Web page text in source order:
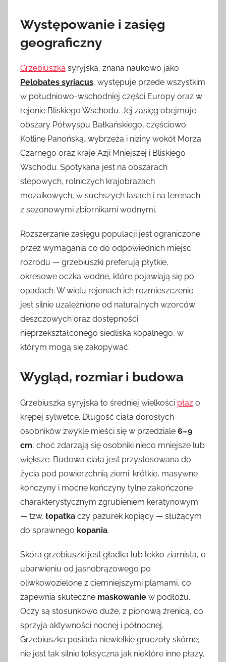
Występowanie i zasięg
geograficzny
Grzebiuszka syryjska, znana naukowo jako
Pelobates syriacus, występuje przede wszystkim
w południowo-wschodniej części Europy oraz w
rejonie Bliskiego Wschodu. Jej zasięg obejmuje
obszary Półwyspu Bałkańskiego, częściowo
Kotlinę Panońską, wybrzeża i niziny wokół Morza
Czarnego oraz kraje Azji Mniejszej i Bliskiego
Wschodu. Spotykana jest na obszarach
stepowych, rolniczych krajobrazach
mozaikowych, w suchszych lasach i na terenach
z sezonowymi zbiornikami wodnymi.
Rozszerzanie zasięgu populacji jest ograniczone
przez wymagania co do odpowiednich miejsc
rozrodu — grzebiuszki preferują płytkie,
okresowe oczka wodne, które pojawiają się po
opadach. W wielu rejonach ich rozmieszczenie
jest silnie uzależnione od naturalnych wzorców
deszczowych oraz dostępności
nieprzekształconego siedliska kopalnego, w
którym mogą się zakopywać.
Wygląd, rozmiar i budowa
Grzebiuszka syryjska to średniej wielkości płaz o
krępej sylwetce. Długość ciała dorosłych
osobników zwykle mieści się w przedziale 6–9
cm, choć zdarzają się osobniki nieco mniejsze lub
większe. Budowa ciała jest przystosowana do
życia pod powierzchnią ziemi: krótkie, masywne
kończyny i mocne kończyny tylne zakończone
charakterystycznym zgrubieniem keratynowym
— tzw. łopatka czy pazurek kopiący — służącym
do sprawnego kopania.
Skóra grzebiuszki jest gładka lub lekko ziarnista, o
ubarwieniu od jasnobrązowego po
oliwkowozielone z ciemniejszymi plamami, co
zapewnia skuteczne maskowanie w podłożu.
Oczy są stosunkowo duże, z pionową źrenicą, co
sprzyja aktywności nocnej i północnej.
Grzebiuszka posiada niewielkie gruczoły skórne;
nie jest tak silnie toksyczna jak niektóre inne płazy,